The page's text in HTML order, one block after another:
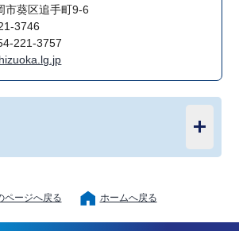
葵区追手町9-6
3746
221-3757
ページへ戻る ホームへ戻る